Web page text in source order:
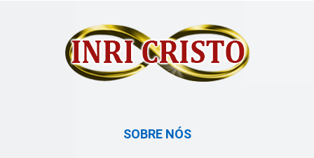
SOBRE NÓS